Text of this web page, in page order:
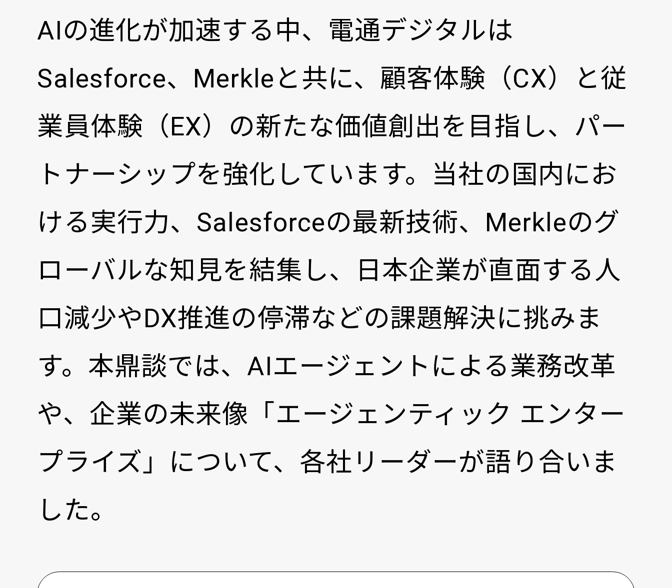
AIの進化が加速する中、電通デジタルは
Salesforce、Merkleと共に、顧客体験（CX）と従
業員体験（EX）の新たな価値創出を目指し、パー
トナーシップを強化しています。当社の国内にお
ける実行力、Salesforceの最新技術、Merkleのグ
ローバルな知見を結集し、日本企業が直面する人
口減少やDX推進の停滞などの課題解決に挑みま
す。本鼎談では、AIエージェントによる業務改革
や、企業の未来像「エージェンティック エンター
プライズ」について、各社リーダーが語り合いま
した。